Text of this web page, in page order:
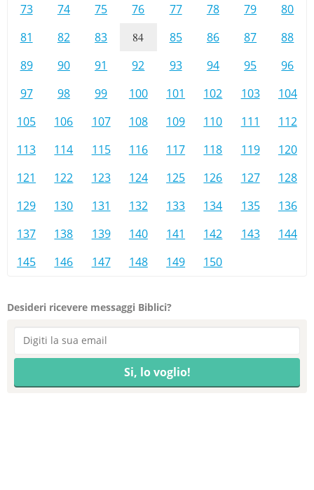
73
74 75 76 77 78 79
80
81
82 83 84 85 86 87
88
89
90 91 92 93 94 95
96
97
98 99 100 101 102 103
104
105
106 107 108 109 110 111
112
113
114 115 116 117 118 119
120
121
122 123 124 125 126 127
128
129
130 131 132 133 134 135
136
137
138 139 140 141 142 143
144
145
146 147 148 149 150
Desideri ricevere messaggi Biblici?